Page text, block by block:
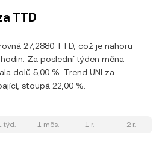
TTD
27,2880 TTD, což je nahoru
Za poslední týden měna
dolů 5,00 %. Trend UNI za
stoupá 22,00 %.
týd. 1 měs. 1 r. 2 r.